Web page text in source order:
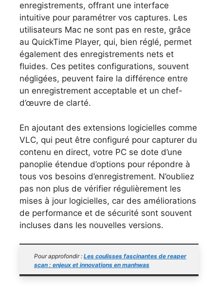
enregistrements, offrant une interface
intuitive pour paramétrer vos captures. Les
utilisateurs Mac ne sont pas en reste, grâce
au QuickTime Player, qui, bien réglé, permet
également des enregistrements nets et
fluides. Ces petites configurations, souvent
négligées, peuvent faire la différence entre
un enregistrement acceptable et un chef-
d’œuvre de clarté.
En ajoutant des extensions logicielles comme
VLC, qui peut être configuré pour capturer du
contenu en direct, votre PC se dote d’une
panoplie étendue d’options pour répondre à
tous vos besoins d’enregistrement. N’oubliez
pas non plus de vérifier régulièrement les
mises à jour logicielles, car des améliorations
de performance et de sécurité sont souvent
incluses dans les nouvelles versions.
Pour approfondir : Les coulisses fascinantes de reaper
scan : enjeux et innovations en manhwas